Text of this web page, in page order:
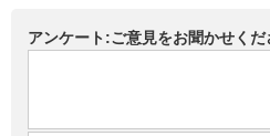
アンケート:ご意見をお聞かせくだ